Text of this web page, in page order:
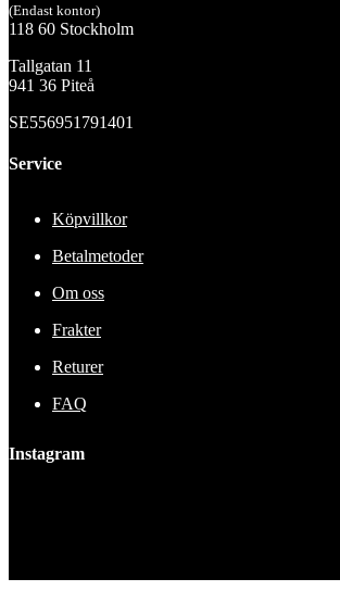
(Endast kontor)
118 60 Stockholm
Tallgatan 11
941 36 Piteå
SE556951791401
Service
Köpvillkor
Betalmetoder
Om oss
Frakter
Returer
FAQ
Instagram